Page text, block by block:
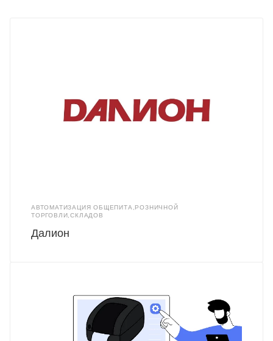
АВТОМАТИЗАЦИЯ ОБЩЕПИТА,РОЗНИЧНОЙ
ТОРГОВЛИ,СКЛАДОВ
Далион